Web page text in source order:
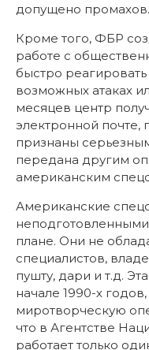
допущено промахов.
Кроме того, ФБР
работе с
быстро
возможных атаках
месяцев центр
электронной почте,
признаны
передана другим
американским
Американские
плане. Они не
специалистов,
пушту, дари и т.д.
начале 1990-х
миротворческую
что в Агентстве
работает только